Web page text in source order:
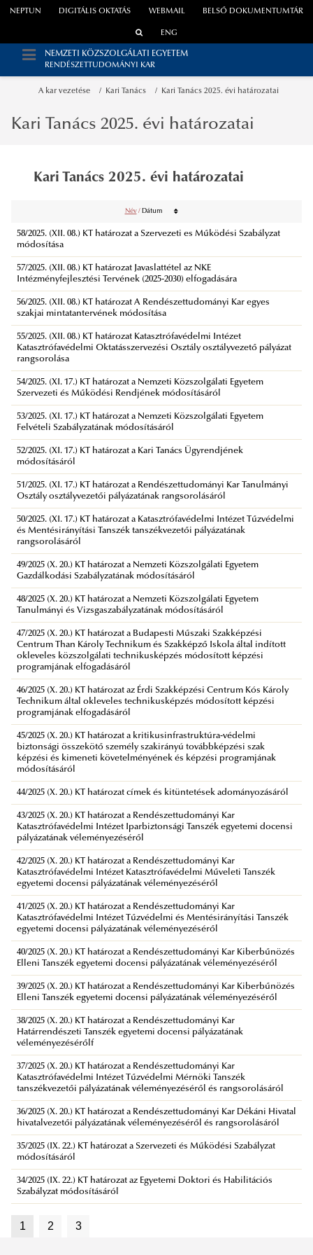
WEBMAIL
NEPTUN DIGITÁLIS OKTATÁS BELSŐ DOKUMENTUMTÁR
ENG
NEMZETI KÖZSZOLGÁLATI EGYETEM
RENDÉSZETTUDOMÁNYI KAR
A kar vezetése Kari Tanács Kari Tanács 2025. évi határozatai
Kari Tanács 2025. évi határozatai
Kari Tanács 2025. évi határozatai
Név/ Dátum
58/2025. (XII. 08.) KT határozat a Szervezeti es Működési Szabályzat
módosítása
57/2025. (XII. 08.) KT határozat Javaslattétel az NKE
Intézményfejlesztési Tervének (2025-2030) elfogadására
56/2025. (XII. 08.) KT határozat A Rendészettudományi Kar egyes
szakjai mintatantervének módosítása
55/2025. (XII. 08.) KT határozat Katasztrófavédelmi Intézet
Katasztrófavédelmi Oktatásszervezési Osztály osztályvezető pályázat
rangsorolása
54/2025. (XI. 17.) KT határozat a Nemzeti Közszolgálati Egyetem
Szervezeti és Működési Rendjének módosításáról
53/2025. (XI. 17.) KT határozat a Nemzeti Közszolgálati Egyetem
Felvételi Szabályzatának módosításáról
52/2025. (XI. 17.) KT határozat a Kari Tanács Ügyrendjének
módosításáról
51/2025. (XI. 17.) KT határozat a Rendészettudományi Kar Tanulmányi
Osztály osztályvezetői pályázatának rangsorolásáról
50/2025. (XI. 17.) KT határozat a Katasztrófavédelmi Intézet Tűzvédelmi
és Mentésirányítási Tanszék tanszékvezetői pályázatának
rangsorolásáról
49/2025 (X. 20.) KT határozat a Nemzeti Közszolgálati Egyetem
Gazdálkodási Szabályzatának módosításáról
48/2025 (X. 20.) KT határozat a Nemzeti Közszolgálati Egyetem
Tanulmányi és Vizsgaszabályzatának módosításáról
47/2025 (X. 20.) KT határozat a Budapesti Műszaki Szakképzési
Centrum Than Károly Technikum és Szakképző Iskola által indított
okleveles közszolgálati technikusképzés módosított képzési
programjának elfogadásáról
46/2025 (X. 20.) KT határozat az Érdi Szakképzési Centrum Kós Károly
Technikum által okleveles technikusképzés módosított képzési
programjának elfogadásáról
45/2025 (X. 20.) KT határozat a kritikusinfrastruktúra-védelmi
biztonsági összekötő személy szakirányú továbbképzési szak
képzési és kimeneti követelményének és képzési programjának
módosításáról
44/2025 (X. 20.) KT határozat címek és kitüntetések adományozásáról
43/2025 (X. 20.) KT határozat a Rendészettudományi Kar
Katasztrófavédelmi Intézet Iparbiztonsági Tanszék egyetemi docensi
pályázatának véleményezéséről
42/2025 (X. 20.) KT határozat a Rendészettudományi Kar
Katasztrófavédelmi Intézet Katasztrófavédelmi Műveleti Tanszék
egyetemi docensi pályázatának véleményezéséről
41/2025 (X. 20.) KT határozat a Rendészettudományi Kar
Katasztrófavédelmi Intézet Tűzvédelmi és Mentésirányítási Tanszék
egyetemi docensi pályázatának véleményezéséről
40/2025 (X. 20.) KT határozat a Rendészettudományi Kar Kiberbűnözés
Elleni Tanszék egyetemi docensi pályázatának véleményezéséről
39/2025 (X. 20.) KT határozat a Rendészettudományi Kar Kiberbűnözés
Elleni Tanszék egyetemi docensi pályázatának véleményezéséről
38/2025 (X. 20.) KT határozat a Rendészettudományi Kar
Határrendészeti Tanszék egyetemi docensi pályázatának
véleményezésérőlf
37/2025 (X. 20.) KT határozat a Rendészettudományi Kar
Katasztrófavédelmi Intézet Tűzvédelmi Mérnöki Tanszék
tanszékvezetői pályázatának véleményezéséről és rangsorolásáról
36/2025 (X. 20.) KT határozat a Rendészettudományi Kar Dékáni Hivatal
hivatalvezetői pályázatának véleményezéséről és rangsorolásáról
35/2025 (IX. 22.) KT határozat a Szervezeti és Működési Szabályzat
módosításáról
34/2025 (IX. 22.) KT határozat az Egyetemi Doktori és Habilitációs
Szabályzat módosításáról
1 2 3